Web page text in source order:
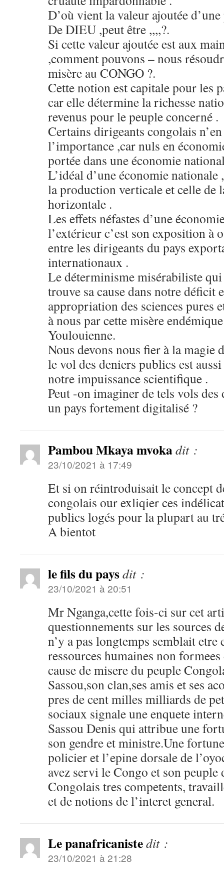
D’où vient la valeur ajoutée
De DIEU ,peut être ,,,,?.
Si cette valeur ajoutée est aux
,comment pouvons – nous
misère au CONGO ?.
Cette notion est capitale pour les
car elle détermine la richesse
revenus pour le peuple concerné .
Certains dirigeants congolais
l’importance ,car nuls en
portée dans une économie
L’idéal d’une économie nationale
la production verticale et celle de
horizontale .
Les effets néfastes d’une
l’extérieur c’est son exposition à
entre les dirigeants du pays
internationaux .
Le déterminisme misérabiliste
trouve sa cause dans notre déficit
appropriation des sciences pures
à nous par cette misère
Youlouienne.
Nous devons nous fier à la magie
le vol des deniers publics est
notre impuissance scientifique .
Peut -on imaginer de tels vols
un pays fortement digitalisé ?
Pambou Mkaya mvokadit :
23/10/2021 à 17:49
Et si on réintroduisait le concept
congolais our exliqier ces
publics logés pour la plupart au
A bientot
le fils du paysdit :
23/10/2021 à 20:51
Mr Nganga,cette fois-ci sur cet
questionnements sur les sources
n’y a pas longtemps semblait etre
ressources humaines non
cause de misere du peuple
Sassou,son clan,ses amis et ses
pres de cent milles milliards de
sociaux signale une enquete
Sassou Denis qui attribue une
son gendre et ministre.Une
policier et l’epine dorsale de
avez servi le Congo et son peuple
Congolais tres competents,
et de notions de l’interet general.
Le panafricanistedit :
23/10/2021 à 21:28